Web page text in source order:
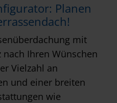
Planen
mit
Ihren Wünschen
Vielzahl an
und einer breiten
wie